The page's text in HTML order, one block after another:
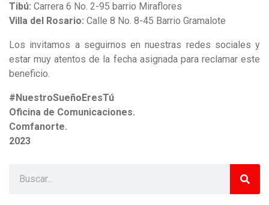
Tibú: Carrera 6 No. 2-95 barrio Miraflores
Villa del Rosario: Calle 8 No. 8-45 Barrio Gramalote
Los invitamos a seguirnos en nuestras redes sociales y
estar muy atentos de la fecha asignada para reclamar este
beneficio.
#NuestroSueñoEresTú
Oficina de Comunicaciones.
Comfanorte.
2023